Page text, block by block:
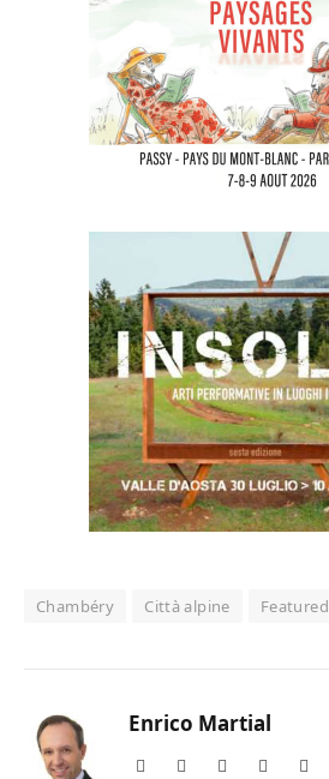
Chambéry Città alpine Featured
Enrico Martial
Website Facebook Instagram